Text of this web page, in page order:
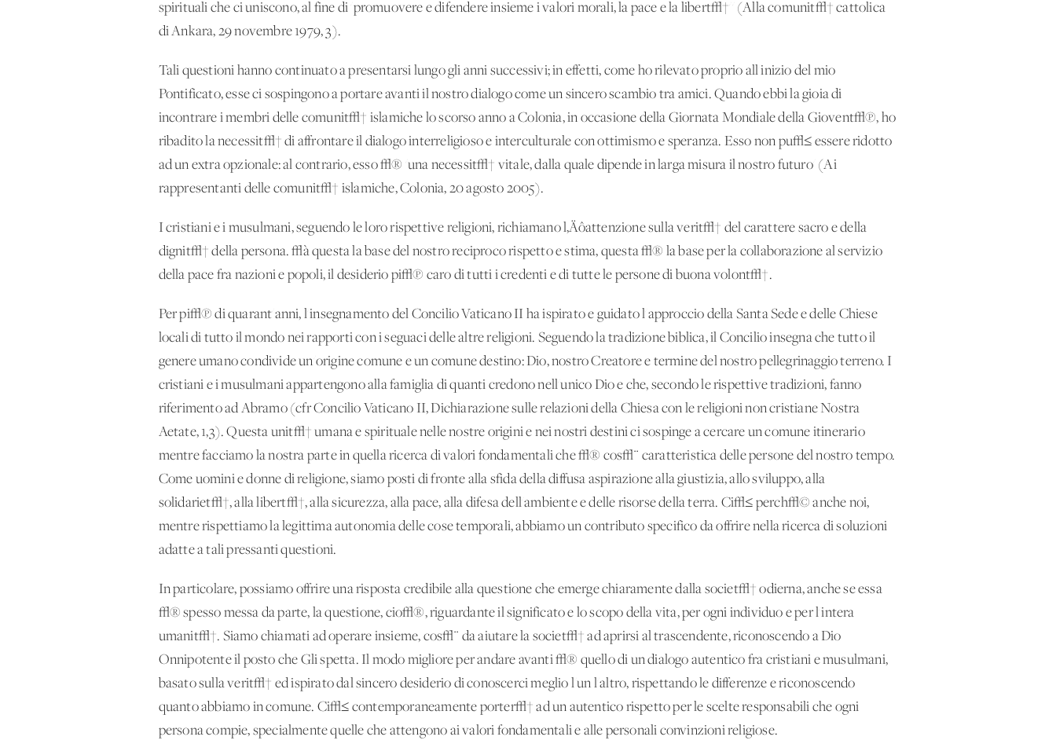
spirituali che ci uniscono, al fine di 'promuovere e difendere insieme i valori morali, la pace e la libert√†'' (Alla comunit√† cattolica
di Ankara, 29 novembre 1979, 3).
Tali questioni hanno continuato a presentarsi lungo gli anni successivi; in effetti, come ho rilevato proprio all'inizio del mio
Pontificato, esse ci sospingono a portare avanti il nostro dialogo come un sincero scambio tra amici. Quando ebbi la gioia di
incontrare i membri delle comunit√† islamiche lo scorso anno a Colonia, in occasione della Giornata Mondiale della Giovent√π, ho
ribadito la necessit√† di affrontare il dialogo interreligioso e interculturale con ottimismo e speranza. Esso non pu√≤ essere ridotto
ad un extra opzionale: al contrario, esso √® 'una necessit√† vitale, dalla quale dipende in larga misura il nostro futuro' (Ai
rappresentanti delle comunit√† islamiche, Colonia, 20 agosto 2005).
I cristiani e i musulmani, seguendo le loro rispettive religioni, richiamano l‚Äôattenzione sulla verit√† del carattere sacro e della
dignit√† della persona. √à questa la base del nostro reciproco rispetto e stima, questa √® la base per la collaborazione al servizio
della pace fra nazioni e popoli, il desiderio pi√π caro di tutti i credenti e di tutte le persone di buona volont√†.
Per pi√π di quarant'anni, l'insegnamento del Concilio Vaticano II ha ispirato e guidato l'approccio della Santa Sede e delle Chiese
locali di tutto il mondo nei rapporti con i seguaci delle altre religioni. Seguendo la tradizione biblica, il Concilio insegna che tutto il
genere umano condivide un'origine comune e un comune destino: Dio, nostro Creatore e termine del nostro pellegrinaggio terreno. I
cristiani e i musulmani appartengono alla famiglia di quanti credono nell'unico Dio e che, secondo le rispettive tradizioni, fanno
riferimento ad Abramo (cfr Concilio Vaticano II, Dichiarazione sulle relazioni della Chiesa con le religioni non cristiane Nostra
Aetate, 1,3). Questa unit√† umana e spirituale nelle nostre origini e nei nostri destini ci sospinge a cercare un comune itinerario
mentre facciamo la nostra parte in quella ricerca di valori fondamentali che √® cos√¨ caratteristica delle persone del nostro tempo.
Come uomini e donne di religione, siamo posti di fronte alla sfida della diffusa aspirazione alla giustizia, allo sviluppo, alla
solidariet√†, alla libert√†, alla sicurezza, alla pace, alla difesa dell'ambiente e delle risorse della terra. Ci√≤ perch√© anche noi,
mentre rispettiamo la legittima autonomia delle cose temporali, abbiamo un contributo specifico da offrire nella ricerca di soluzioni
adatte a tali pressanti questioni.
In particolare, possiamo offrire una risposta credibile alla questione che emerge chiaramente dalla societ√† odierna, anche se essa
√® spesso messa da parte, la questione, cio√®, riguardante il significato e lo scopo della vita, per ogni individuo e per l'intera
umanit√†. Siamo chiamati ad operare insieme, cos√¨ da aiutare la societ√† ad aprirsi al trascendente, riconoscendo a Dio
Onnipotente il posto che Gli spetta. Il modo migliore per andare avanti √® quello di un dialogo autentico fra cristiani e musulmani,
basato sulla verit√† ed ispirato dal sincero desiderio di conoscerci meglio l'un l'altro, rispettando le differenze e riconoscendo
quanto abbiamo in comune. Ci√≤ contemporaneamente porter√† ad un autentico rispetto per le scelte responsabili che ogni
persona compie, specialmente quelle che attengono ai valori fondamentali e alle personali convinzioni religiose.